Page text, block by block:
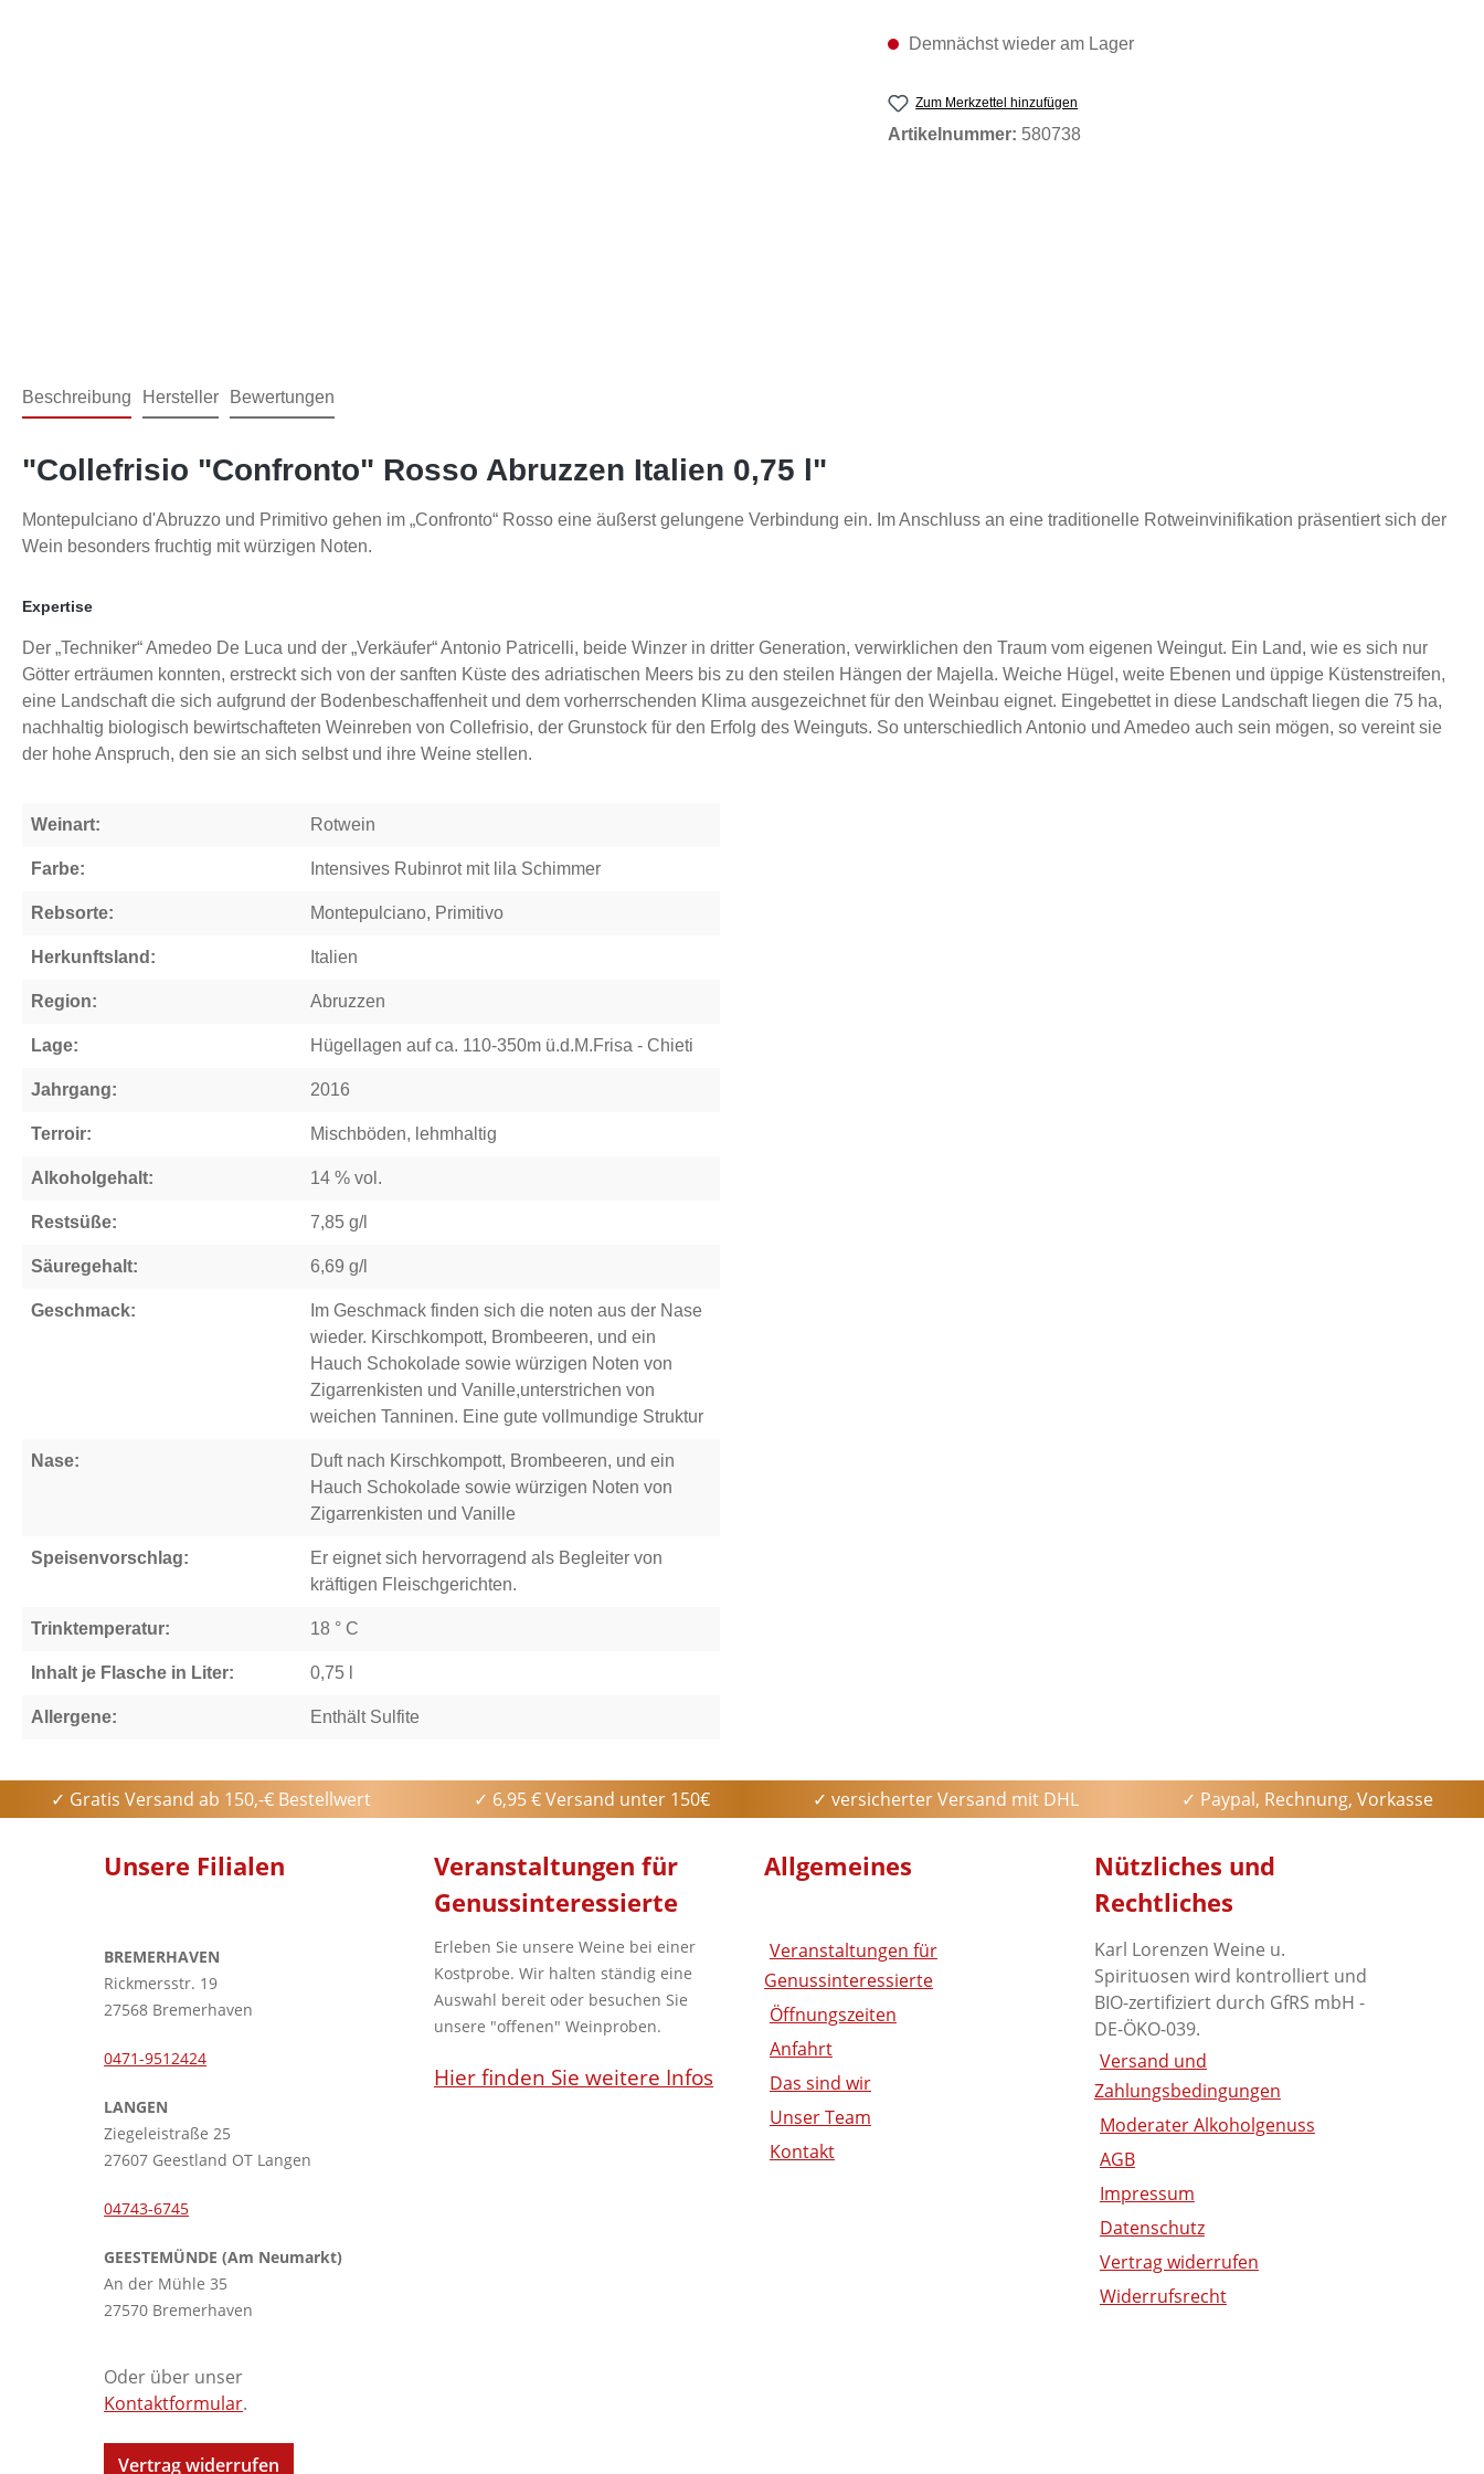
Demnächst wieder am Lager
Zum Merkzettel hinzufügen
Artikelnummer: 580738
Beschreibung Hersteller Bewertungen
"Collefrisio "Confronto" Rosso Abruzzen Italien 0,75 l"
Montepulciano d'Abruzzo und Primitivo gehen im „Confronto“ Rosso eine äußerst gelungene Verbindung ein. Im Anschluss an eine traditionelle Rotweinvinifikation präsentiert sich der
Wein besonders fruchtig mit würzigen Noten.
Expertise
Der „Techniker“ Amedeo De Luca und der „Verkäufer“ Antonio Patricelli, beide Winzer in dritter Generation, verwirklichen den Traum vom eigenen Weingut. Ein Land, wie es sich nur
Götter erträumen konnten, erstreckt sich von der sanften Küste des adriatischen Meers bis zu den steilen Hängen der Majella. Weiche Hügel, weite Ebenen und üppige Küstenstreifen,
eine Landschaft die sich aufgrund der Bodenbeschaffenheit und dem vorherrschenden Klima ausgezeichnet für den Weinbau eignet. Eingebettet in diese Landschaft liegen die 75 ha,
nachhaltig biologisch bewirtschafteten Weinreben von Collefrisio, der Grunstock für den Erfolg des Weinguts. So unterschiedlich Antonio und Amedeo auch sein mögen, so vereint sie
der hohe Anspruch, den sie an sich selbst und ihre Weine stellen.
Weinart: Rotwein
Farbe: Intensives Rubinrot mit lila Schimmer
Rebsorte: Montepulciano, Primitivo
Herkunftsland: Italien
Region: Abruzzen
Lage: Hügellagen auf ca. 110-350m ü.d.M.Frisa - Chieti
Jahrgang: 2016
Terroir: Mischböden, lehmhaltig
Alkoholgehalt: 14 % vol.
Restsüße: 7,85 g/l
Säuregehalt: 6,69 g/l
Geschmack:
Im Geschmack finden sich die noten aus der Nase
wieder. Kirschkompott, Brombeeren, und ein
Hauch Schokolade sowie würzigen Noten von
Zigarrenkisten und Vanille,unterstrichen von
weichen Tanninen. Eine gute vollmundige Struktur
Nase:
Duft nach Kirschkompott, Brombeeren, und ein
Hauch Schokolade sowie würzigen Noten von
Zigarrenkisten und Vanille
Speisenvorschlag:
Er eignet sich hervorragend als Begleiter von
kräftigen Fleischgerichten.
Trinktemperatur: 18 ° C
Inhalt je Flasche in Liter: 0,75 l
Allergene: Enthält Sulfite
✓ Gratis Versand ab 150,-€ Bestellwert ✓ 6,95 € Versand unter 150€ ✓ versicherter Versand mit DHL ✓ Paypal, Rechnung, Vorkasse
Unsere Filialen
BREMERHAVEN
Rickmersstr. 19
27568 Bremerhaven
0471-9512424
LANGEN
Ziegeleistraße 25
27607 Geestland OT Langen
04743-6745
GEESTEMÜNDE (Am Neumarkt)
An der Mühle 35
27570 Bremerhaven
Oder über unser
Kontaktformular.
Vertrag widerrufen
Veranstaltungen für
Genussinteressierte
Erleben Sie unsere Weine bei einer
Kostprobe. Wir halten ständig eine
Auswahl bereit oder besuchen Sie
unsere "offenen" Weinproben.
Hier finden Sie weitere Infos
Allgemeines
Veranstaltungen für
Genussinteressierte
Öffnungszeiten
Anfahrt
Das sind wir
Unser Team
Kontakt
Nützliches und
Rechtliches
Karl Lorenzen Weine u.
Spirituosen wird kontrolliert und
BIO-zertifiziert durch GfRS mbH -
DE-ÖKO-039.
Versand und
Zahlungsbedingungen
Moderater Alkoholgenuss
AGB
Impressum
Datenschutz
Vertrag widerrufen
Widerrufsrecht